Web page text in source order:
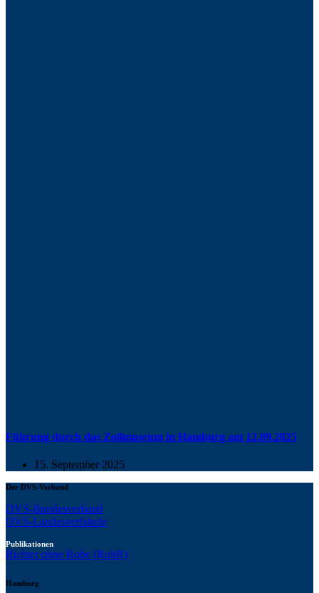
Führung durch das Zollmuseum in Hamburg am 12.09.2025
15. September 2025
Der DVS-Verband
DVS-Bundesverband
DVS-Landesverbände
Publikationen
Richter ohne Robe (RohR)
Hamburg